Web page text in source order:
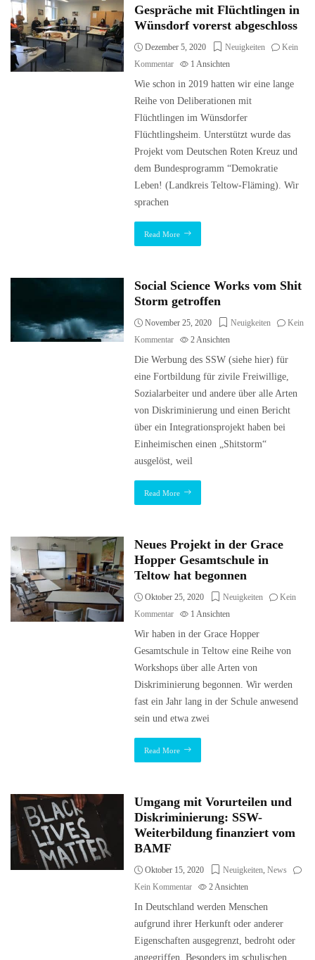
Gespräche mit Flüchtlingen in
Wünsdorf vorerst abgeschloss
Dezember 5, 2020 Neuigkeiten
Kein
Kommentar
1Ansichten
Wie schon in 2019 hatten wir eine lange
Reihe von Deliberationen mit
Flüchtlingen im Wünsdorfer
Flüchtlingsheim. Unterstützt wurde das
Projekt vom Deutschen Roten Kreuz und
dem Bundesprogramm “Demokratie
Leben! (Landkreis Teltow-Fläming). Wir
sprachen
Read More
Social Science Works vom Shit
Storm getroffen
November 25, 2020 Neuigkeiten
Kein
Kommentar
2Ansichten
Die Werbung des SSW (siehe hier) für
eine Fortbildung für zivile Freiwillige,
Sozialarbeiter und andere über alle Arten
von Diskriminierung und einen Bericht
über ein Integrationsprojekt haben bei
Einheimischen einen „Shitstorm“
ausgelöst, weil
Read More
Neues Projekt in der Grace
Hopper Gesamtschule in
Teltow hat begonnen
Oktober 25, 2020 Neuigkeiten
Kein
Kommentar
1Ansichten
Wir haben in der Grace Hopper
Gesamtschule in Teltow eine Reihe von
Workshops über alle Arten von
Diskriminierung begonnen. Wir werden
fast ein Jahr lang in der Schule anwesend
sein und etwa zwei
Read More
Umgang mit Vorurteilen und
Diskriminierung: SSW-
Weiterbildung finanziert vom
BAMF
Oktober 15, 2020 Neuigkeiten,News
Kein Kommentar
2Ansichten
In Deutschland werden Menschen
aufgrund ihrer Herkunft oder anderer
Eigenschaften ausgegrenzt, bedroht oder
angegriffen. Besonders im schulischen